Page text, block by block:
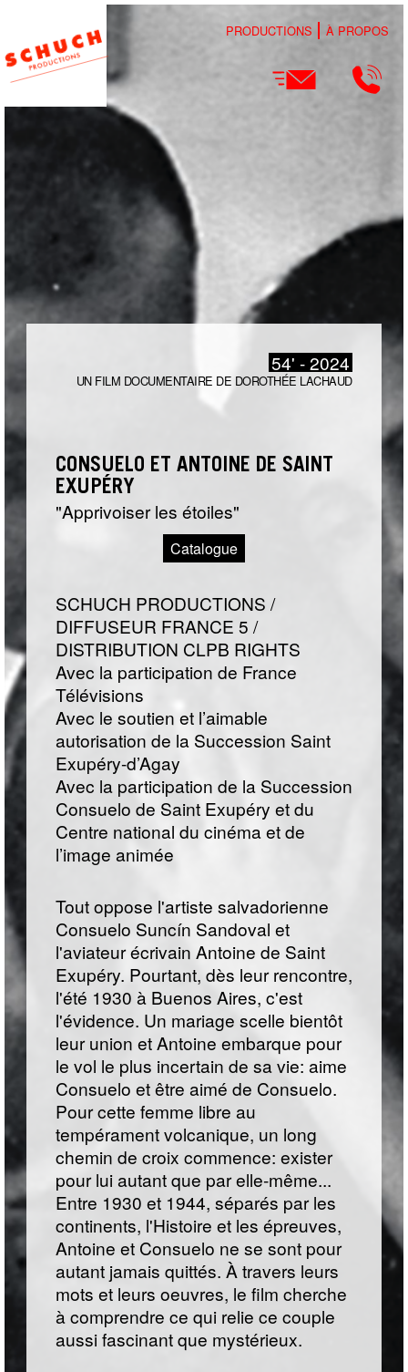
PRODUCTIONS À PROPOS
54' - 2024
UN FILM DOCUMENTAIRE DE DOROTHÉE LACHAUD
CONSUELO ET ANTOINE DE SAINT
EXUPÉRY
Apprivoiser les étoiles
Catalogue
SCHUCH PRODUCTIONS /
DIFFUSEUR FRANCE 5 /
DISTRIBUTION CLPB RIGHTS
Avec la participation de France
Télévisions
Avec le soutien et l’aimable
autorisation de la Succession Saint
Exupéry-d’Agay
Avec la participation de la Succession
Consuelo de Saint Exupéry et du
Centre national du cinéma et de
l’image animée
Tout oppose l'artiste salvadorienne
Consuelo Suncín Sandoval et
l'aviateur écrivain Antoine de Saint
Exupéry. Pourtant, dès leur rencontre,
l'été 1930 à Buenos Aires, c'est
l'évidence. Un mariage scelle bientôt
leur union et Antoine embarque pour
le vol le plus incertain de sa vie: aime
Consuelo et être aimé de Consuelo.
Pour cette femme libre au
tempérament volcanique, un long
chemin de croix commence: exister
pour lui autant que par elle-même...
Entre 1930 et 1944, séparés par les
continents, l'Histoire et les épreuves,
Antoine et Consuelo ne se sont pour
autant jamais quittés. À travers leurs
mots et leurs oeuvres, le film cherche
à comprendre ce qui relie ce couple
aussi fascinant que mystérieux.